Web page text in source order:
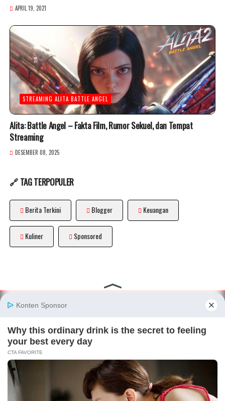
APRIL 19, 2021
STREAMING ALITA BATTLE ANGEL
Alita: Battle Angel – Fakta Film, Rumor Sekuel, dan Tempat
Streaming
DESEMBER 08, 2025
🔗 TAG TERPOPULER
Berita Terkini Blogger Keuangan
Kuliner Sponsored
About
Pedoman Media Siber|Kode Etik Blogger